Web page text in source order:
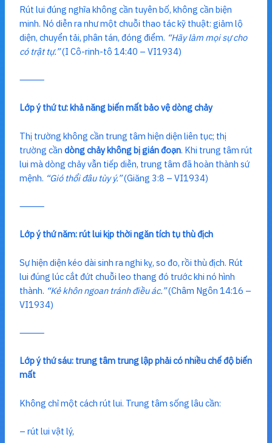
Rút lui đúng nghĩa không cần tuyên bố, không cần biện
minh. Nó diễn ra như một chuỗi thao tác kỹ thuật: giảm lộ
diện, chuyển tải, phân tán, đóng điểm. “Hãy làm mọi sự cho
có trật tự.”(I Cô-rinh-tô 14:40 – VI1934)
⸻
Lớp ý thứ tư: khả năng biến mất bảo vệ dòng chảy
Thị trường không cần trung tâm hiện diện liên tục; thị
trường cần dòng chảy không bị gián đoạn. Khi trung tâm rút
lui mà dòng chảy vẫn tiếp diễn, trung tâm đã hoàn thành sứ
mệnh. “Gió thổi đâu tùy ý.”(Giăng 3:8 – VI1934)
⸻
Lớp ý thứ năm: rút lui kịp thời ngăn tích tụ thù địch
Sự hiện diện kéo dài sinh ra nghi kỵ, so đo, rồi thù địch. Rút
lui đúng lúc cắt đứt chuỗi leo thang đó trước khi nó hình
thành. “Kẻ khôn ngoan tránh điều ác.”(Châm Ngôn 14:16 –
VI1934)
⸻
Lớp ý thứ sáu: trung tâm trung lập phải có nhiều chế độ biến
mất
Không chỉ một cách rút lui. Trung tâm sống lâu cần:
– rút lui vật lý,